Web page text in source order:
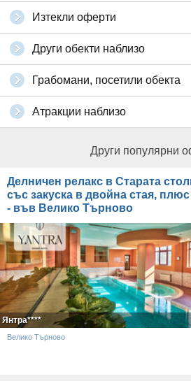
Изтекли оферти
Други обекти наблизо
Грабомани, посетили обекта
Атракции наблизо
Други популярни
Делничен релакс в Старата
със закуска в двойна стая,
- във Велико Търново
Янтра****
Велико Търново